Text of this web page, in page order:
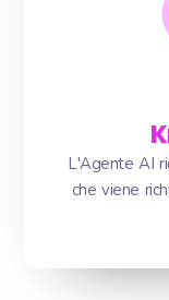
L'Agente AI
che viene